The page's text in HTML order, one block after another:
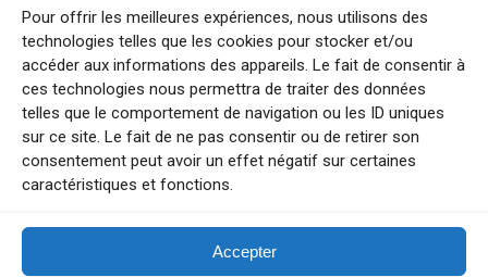
Pour offrir les meilleures expériences, nous utilisons des
technologies telles que les cookies pour stocker et/ou
accéder aux informations des appareils. Le fait de consentir à
ces technologies nous permettra de traiter des données
telles que le comportement de navigation ou les ID uniques
sur ce site. Le fait de ne pas consentir ou de retirer son
consentement peut avoir un effet négatif sur certaines
caractéristiques et fonctions.
Accepter
Le Mensuel en PDF : consultez le magazine en ligne
Qui sommes-nous ?
BFM Top Sorties
EVENT
Tourisme week-end : envie de vous évader le temps d’un week-end ou
Explorez nos bonnes adresses
Contact